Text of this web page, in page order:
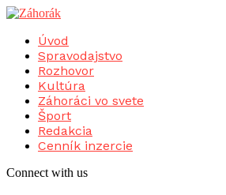
Úvod
Spravodajstvo
Rozhovor
Kultúra
Záhoráci vo svete
Šport
Redakcia
Cenník inzercie
Connect with us